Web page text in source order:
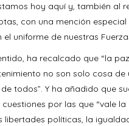
hoy aquí y, también al
con una mención
el uniforme de nuestras
ha recalcado que “la
no son solo cosa de
todos”. Y ha añadido que
por las que “vale
libertades políticas, la